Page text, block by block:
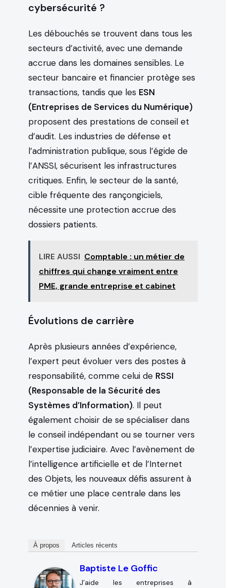
cybersécurité ?
Les débouchés se trouvent dans tous les
secteurs d’activité, avec une demande
accrue dans les domaines sensibles. Le
secteur bancaire et financier protège ses
transactions, tandis que les ESN
(Entreprises de Services du Numérique)
proposent des prestations de conseil et
d’audit. Les industries de défense et
l’administration publique, sous l’égide de
l’ANSSI, sécurisent les infrastructures
critiques. Enfin, le secteur de la santé,
cible fréquente des rançongiciels,
nécessite une protection accrue des
dossiers patients.
LIRE AUSSI Comptable : un métier de
chiffres qui change vraiment entre
PME, grande entreprise et cabinet
Évolutions de carrière
Après plusieurs années d’expérience,
l’expert peut évoluer vers des postes à
responsabilité, comme celui de RSSI
(Responsable de la Sécurité des
Systèmes d’Information). Il peut
également choisir de se spécialiser dans
le conseil indépendant ou se tourner vers
l’expertise judiciaire. Avec l’avènement de
l’intelligence artificielle et de l’Internet
des Objets, les nouveaux défis assurent à
ce métier une place centrale dans les
décennies à venir.
À propos Articles récents
Baptiste Le Goffic
J’aide les entreprises à